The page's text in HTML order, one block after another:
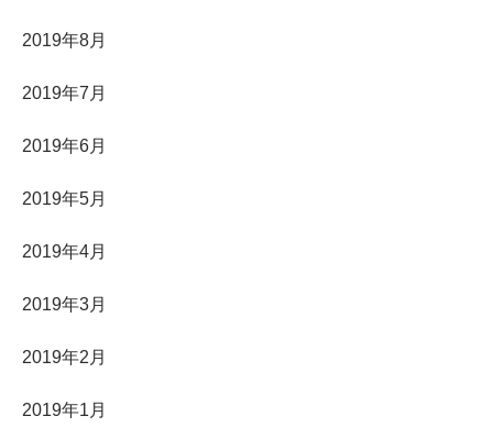
2019年8月
2019年7月
2019年6月
2019年5月
2019年4月
2019年3月
2019年2月
2019年1月